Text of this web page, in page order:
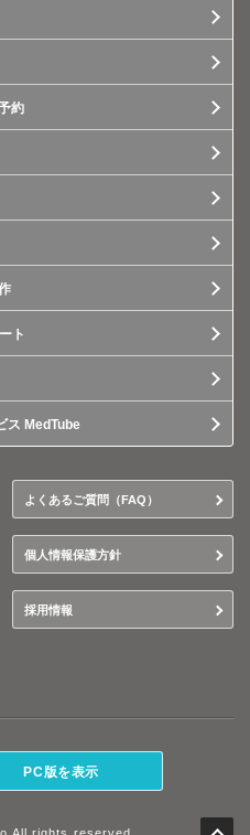
約
ト
ス MedTube
よくあるご質問（FAQ）
個人情報保護方針
採用情報
PC版を表示